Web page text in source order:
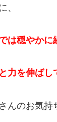
、
は穏やかに
力を伸ばし
んのお気持